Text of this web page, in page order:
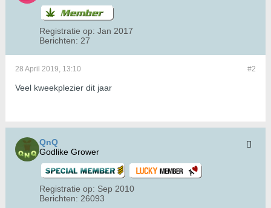
Registratie op: Jan 2017
Berichten: 27
#2
28 April 2019, 13:10
Veel kweekplezier dit jaar
QnQ
Godlike Grower
Registratie op: Sep 2010
Berichten: 26093